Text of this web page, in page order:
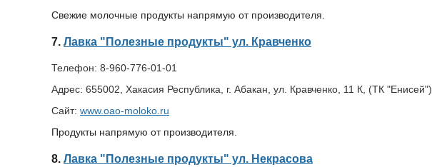
Свежие молочные продукты напрямую от производителя.
7. Лавка "Полезные продукты" ул. Кравченко
Телефон: 8-960-776-01-01
Адрес: 655002, Хакасия Республика, г. Абакан, ул. Кравченко, 11 К, (ТК "Енисей")
Сайт: www.oao-moloko.ru
Продукты напрямую от производителя.
8. Лавка "Полезные продукты" ул. Некрасова